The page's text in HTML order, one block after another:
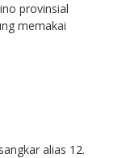
provinsial
memakai
alias 12.